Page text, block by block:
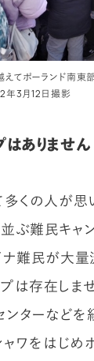
えてポーランド南
年3月12日撮影
はありません
多くの人が
ぶ難民キャ
ナ難民が大
は存在しま
ターなどを
ワをはじめ